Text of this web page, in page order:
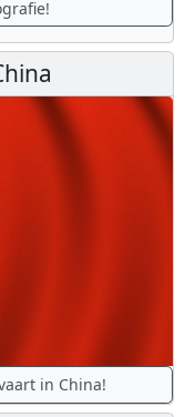
in China!